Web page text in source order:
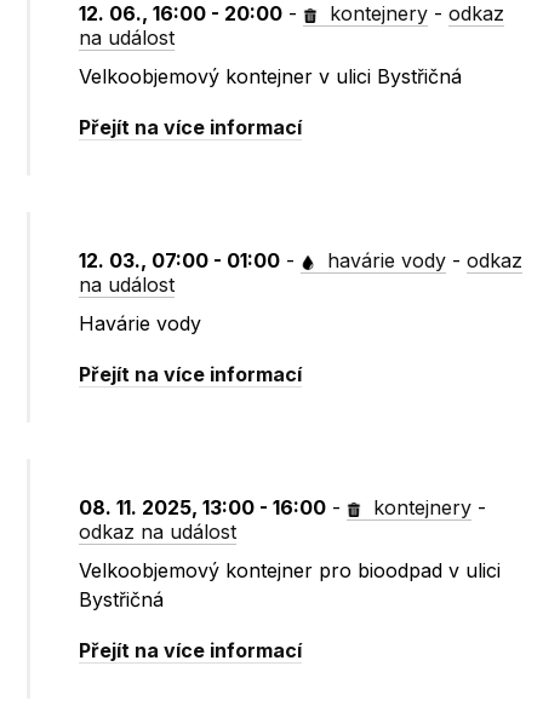
12. 06., 16:00 - 20:00 - kontejnery -odkaz
na událost
Velkoobjemový kontejner v ulici Bystřičná
Přejít na více informací
12. 03., 07:00 - 01:00 - havárie vody -odkaz
na událost
Havárie vody
Přejít na více informací
08. 11. 2025, 13:00 - 16:00 - kontejnery -
odkaz na událost
Velkoobjemový kontejner pro bioodpad v ulici
Bystřičná
Přejít na více informací